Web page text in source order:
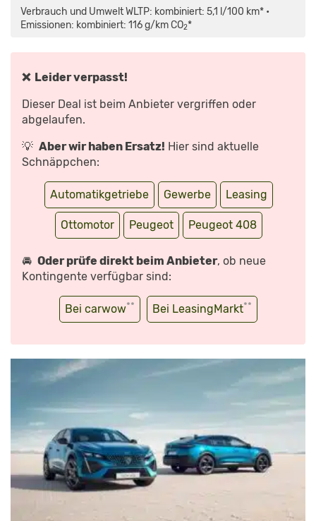
Verbrauch und Umwelt WLTP: kombiniert: 5,1 l/100 km* •
Emissionen: kombiniert: 116 g/km CO2*
❌ Leider verpasst!
Dieser Deal ist beim Anbieter vergriffen oder
abgelaufen.
💡 Aber wir haben Ersatz! Hier sind aktuelle
Schnäppchen:
Automatikgetriebe Gewerbe Leasing
Ottomotor Peugeot Peugeot 408
🚘 Oder prüfe direkt beim Anbieter, ob neue
Kontingente verfügbar sind:
Bei carwow** Bei LeasingMarkt**
(2022):
SUV-
COUPÉ,
CROSSOVER
AUTO
UND
SPORT“
VON
YOUTUBE